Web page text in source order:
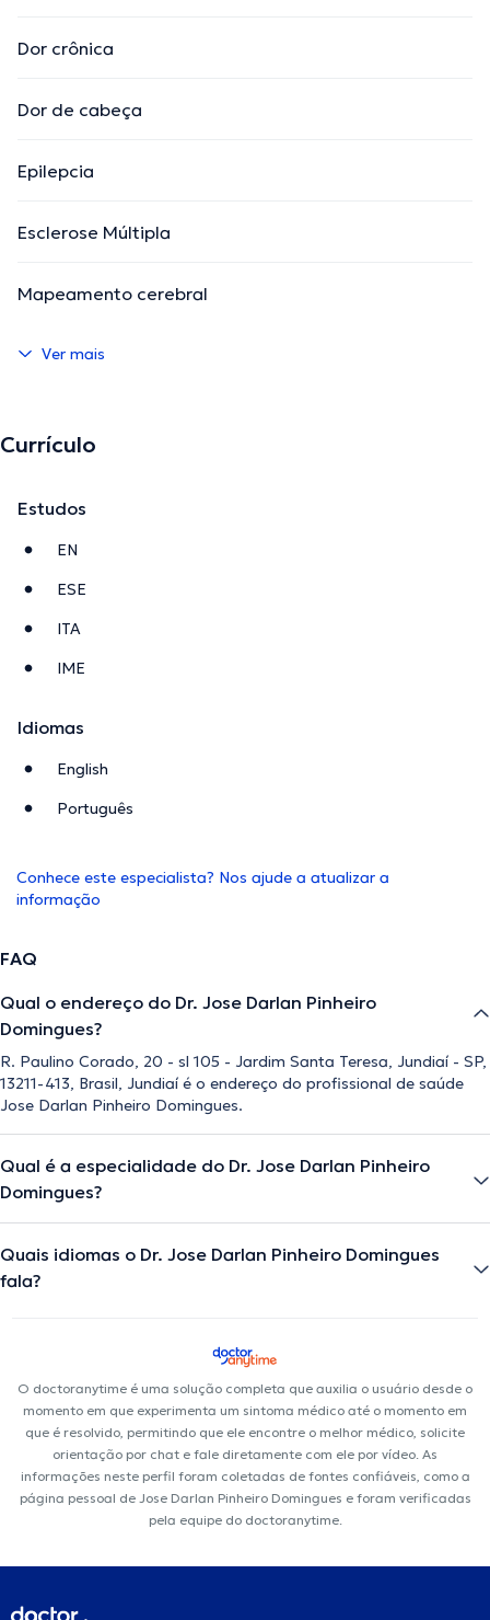
Dor crônica
Dor de cabeça
Epilepcia
Esclerose Múltipla
Mapeamento cerebral
Ver mais
Currículo
Estudos
EN
ESE
ITA
IME
Idiomas
English
Português
Conhece este especialista? Nos ajude a atualizar a
informação
FAQ
Qual o endereço do Dr. Jose Darlan Pinheiro
Domingues?
R. Paulino Corado, 20 - sl 105 - Jardim Santa Teresa, Jundiaí - SP,
13211-413, Brasil, Jundiaí é o endereço do profissional de saúde
Jose Darlan Pinheiro Domingues.
Qual é a especialidade do Dr. Jose Darlan Pinheiro
Domingues?
Quais idiomas o Dr. Jose Darlan Pinheiro Domingues
fala?
O doctoranytime é uma solução completa que auxilia o usuário desde o
momento em que experimenta um sintoma médico até o momento em
que é resolvido, permitindo que ele encontre o melhor médico, solicite
orientação por chat e fale diretamente com ele por vídeo. As
informações neste perfil foram coletadas de fontes confiáveis, como a
página pessoal de Jose Darlan Pinheiro Domingues e foram verificadas
pela equipe do doctoranytime.